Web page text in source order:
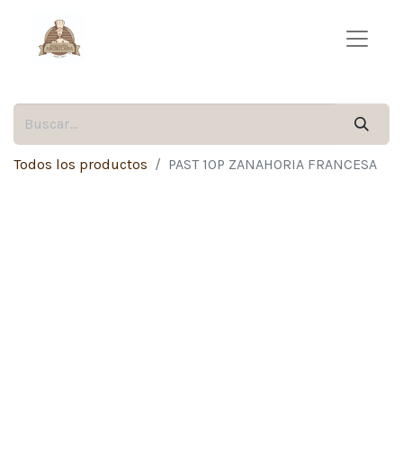
Todos los productos PAST 10P ZANAHORIA FRANCESA